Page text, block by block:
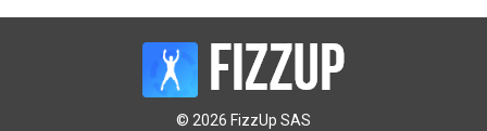
© 2026 FizzUp SAS